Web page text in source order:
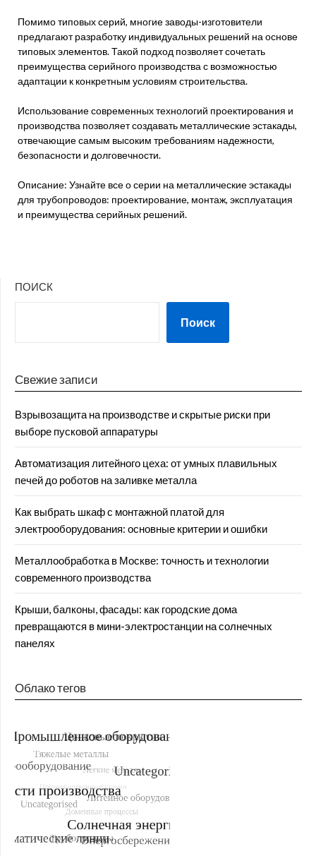
Помимо типовых серий, многие заводы-изготовители
предлагают разработку индивидуальных решений на основе
типовых элементов. Такой подход позволяет сочетать
преимущества серийного производства с возможностью
адаптации к конкретным условиям строительства.
Использование современных технологий проектирования и
производства позволяет создавать металлические эстакады,
отвечающие самым высоким требованиям надежности,
безопасности и долговечности.
Описание: Узнайте все о серии на металлические эстакады
для трубопроводов: проектирование, монтаж, эксплуатация
и преимущества серийных решений.
ПОИСК
Поиск
Свежие записи
Взрывозащита на производстве и скрытые риски при
выборе пусковой аппаратуры
Автоматизация литейного цеха: от умных плавильных
печей до роботов на заливке металла
Как выбрать шкаф с монтажной платой для
электрооборудования: основные критерии и ошибки
Металлообработка в Москве: точность и технологии
современного производства
Крыши, балконы, фасады: как городские дома
превращаются в мини-электростанции на солнечных
панелях
Облако тегов